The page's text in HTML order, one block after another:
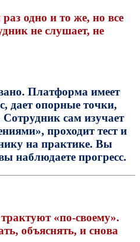
одно и то же, но все
не слушает, не
Платформа имеет
дает опорные точки,
сам изучает
проходит тест и
на практике. Вы
наблюдаете прогресс.
«по-своему».
объяснять, и снова